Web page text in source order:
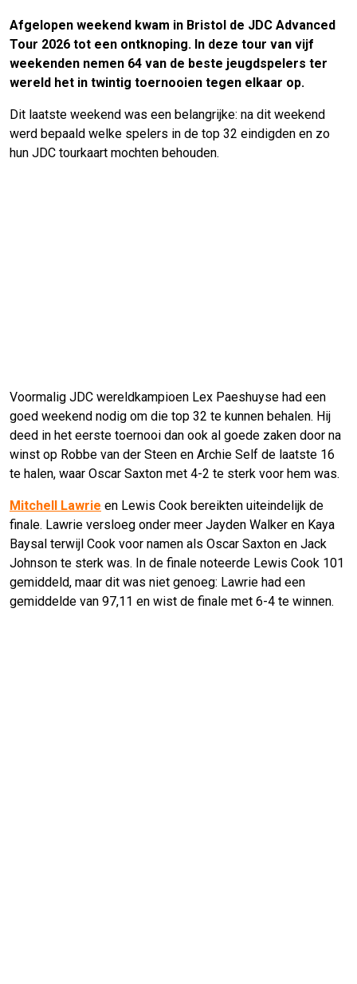
Afgelopen weekend kwam in Bristol de JDC Advanced
Tour 2026 tot een ontknoping. In deze tour van vijf
weekenden nemen 64 van de beste jeugdspelers ter
wereld het in twintig toernooien tegen elkaar op.
Dit laatste weekend was een belangrijke: na dit weekend
werd bepaald welke spelers in de top 32 eindigden en zo
hun JDC tourkaart mochten behouden.
Voormalig JDC wereldkampioen Lex Paeshuyse had een
goed weekend nodig om die top 32 te kunnen behalen. Hij
deed in het eerste toernooi dan ook al goede zaken door na
winst op Robbe van der Steen en Archie Self de laatste 16
te halen, waar Oscar Saxton met 4-2 te sterk voor hem was.
Mitchell Lawrie en Lewis Cook bereikten uiteindelijk de
finale. Lawrie versloeg onder meer Jayden Walker en Kaya
Baysal terwijl Cook voor namen als Oscar Saxton en Jack
Johnson te sterk was. In de finale noteerde Lewis Cook 101
gemiddeld, maar dit was niet genoeg: Lawrie had een
gemiddelde van 97,11 en wist de finale met 6-4 te winnen.